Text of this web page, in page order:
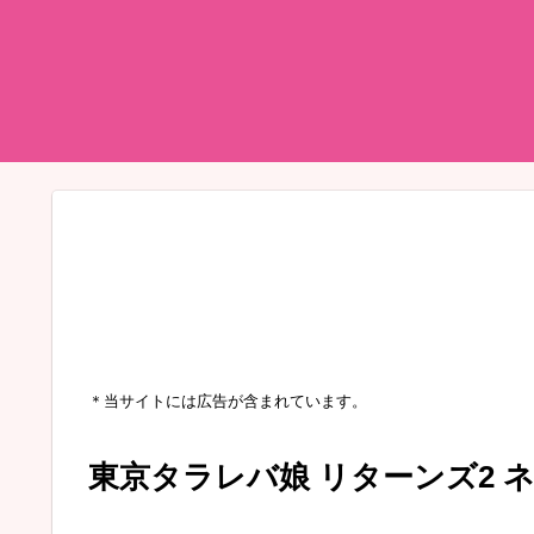
＊当サイトには広告が含まれています。
東京タラレバ娘 リターンズ2